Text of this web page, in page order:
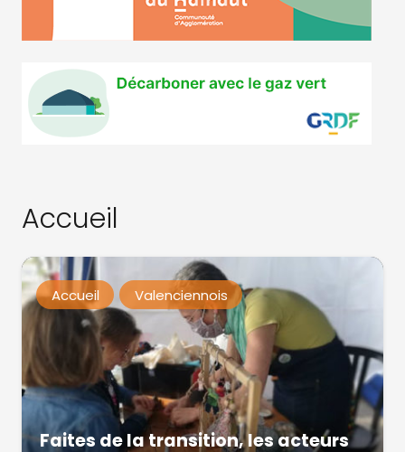
Accueil
Accueil Valenciennois
Faites de la transition, les acteurs